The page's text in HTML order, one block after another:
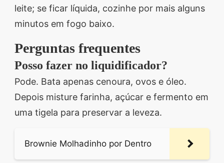
leite; se ficar líquida, cozinhe por mais alguns
minutos em fogo baixo.
Perguntas frequentes
Posso fazer no liquidificador?
Pode. Bata apenas cenoura, ovos e óleo.
Depois misture farinha, açúcar e fermento em
uma tigela para preservar a leveza.
Brownie Molhadinho por Dentro